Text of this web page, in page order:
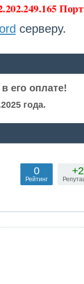
серверу.
его оплате!
года.
+2
0
Рейтинг